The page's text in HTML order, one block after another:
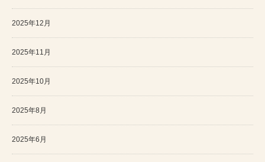
2025年12月
2025年11月
2025年10月
2025年8月
2025年6月